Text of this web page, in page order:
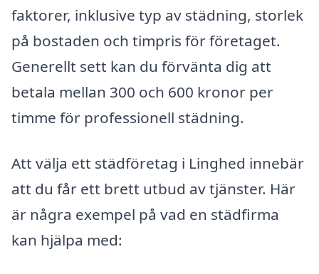
faktorer, inklusive typ av städning, storlek
på bostaden och timpris för företaget.
Generellt sett kan du förvänta dig att
betala mellan 300 och 600 kronor per
timme för professionell städning.
Att välja ett städföretag i Linghed innebär
att du får ett brett utbud av tjänster. Här
är några exempel på vad en städfirma
kan hjälpa med: